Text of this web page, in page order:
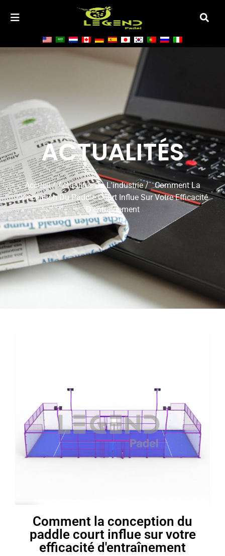
ACTUALITÉS
Accueil/Actualités De L'industrie / Comment La
Conception Du Paddle Court Influe Sur Votre Efficacité
D'entraînement
Comment la conception du
paddle court influe sur votre
efficacité d'entraînement